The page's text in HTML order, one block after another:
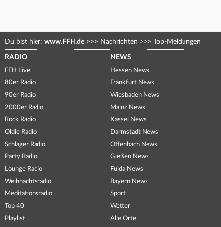
Du bist hier: www.FFH.de >>> Nachrichten >>> Top-Meldungen
RADIO
FFH Live
80er Radio
90er Radio
2000er Radio
Rock Radio
Oldie Radio
Schlager Radio
Party Radio
Lounge Radio
Weihnachtsradio
Meditationsradio
Top 40
Playlist
NEWS
Hessen News
Frankfurt News
Wiesbaden News
Mainz News
Kassel News
Darmstadt News
Offenbach News
Gießen News
Fulda News
Bayern News
Sport
Wetter
Alle Orte